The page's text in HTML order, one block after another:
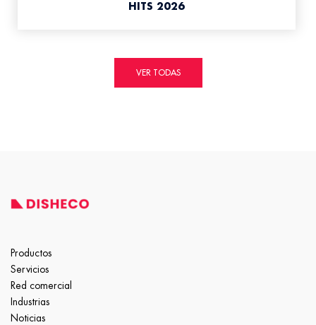
HITS 2026
VER TODAS
Productos
Servicios
Red comercial
Industrias
Noticias